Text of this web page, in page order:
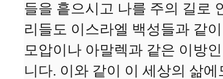
들을 흩으시고 나를 주의 길로
리들도 이스라엘 백성들과 같
모압이나 아말렉과 같은 이방
니다. 이와 같이 이 세상의 삶